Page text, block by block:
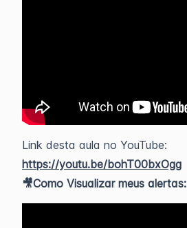
Link desta aula no YouTube:
https://youtu.be/bohT00bxOgg
🎥Como Visualizar meus alertas: